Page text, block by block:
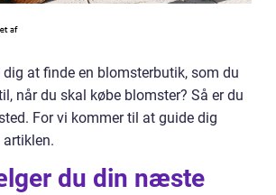
at finde en blomsterbutik, som du
når du skal købe blomster? Så er du
For vi kommer til at guide dig
artiklen.
du din næste